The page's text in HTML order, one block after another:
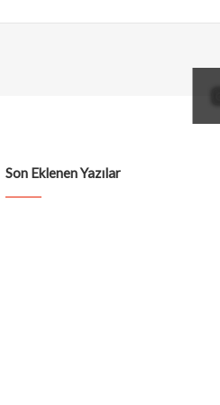
Son Eklenen Yazılar